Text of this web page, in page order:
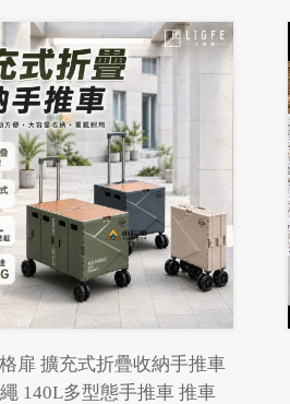
扉 擴充式折疊收納手推車
140L多型態手推車 推車